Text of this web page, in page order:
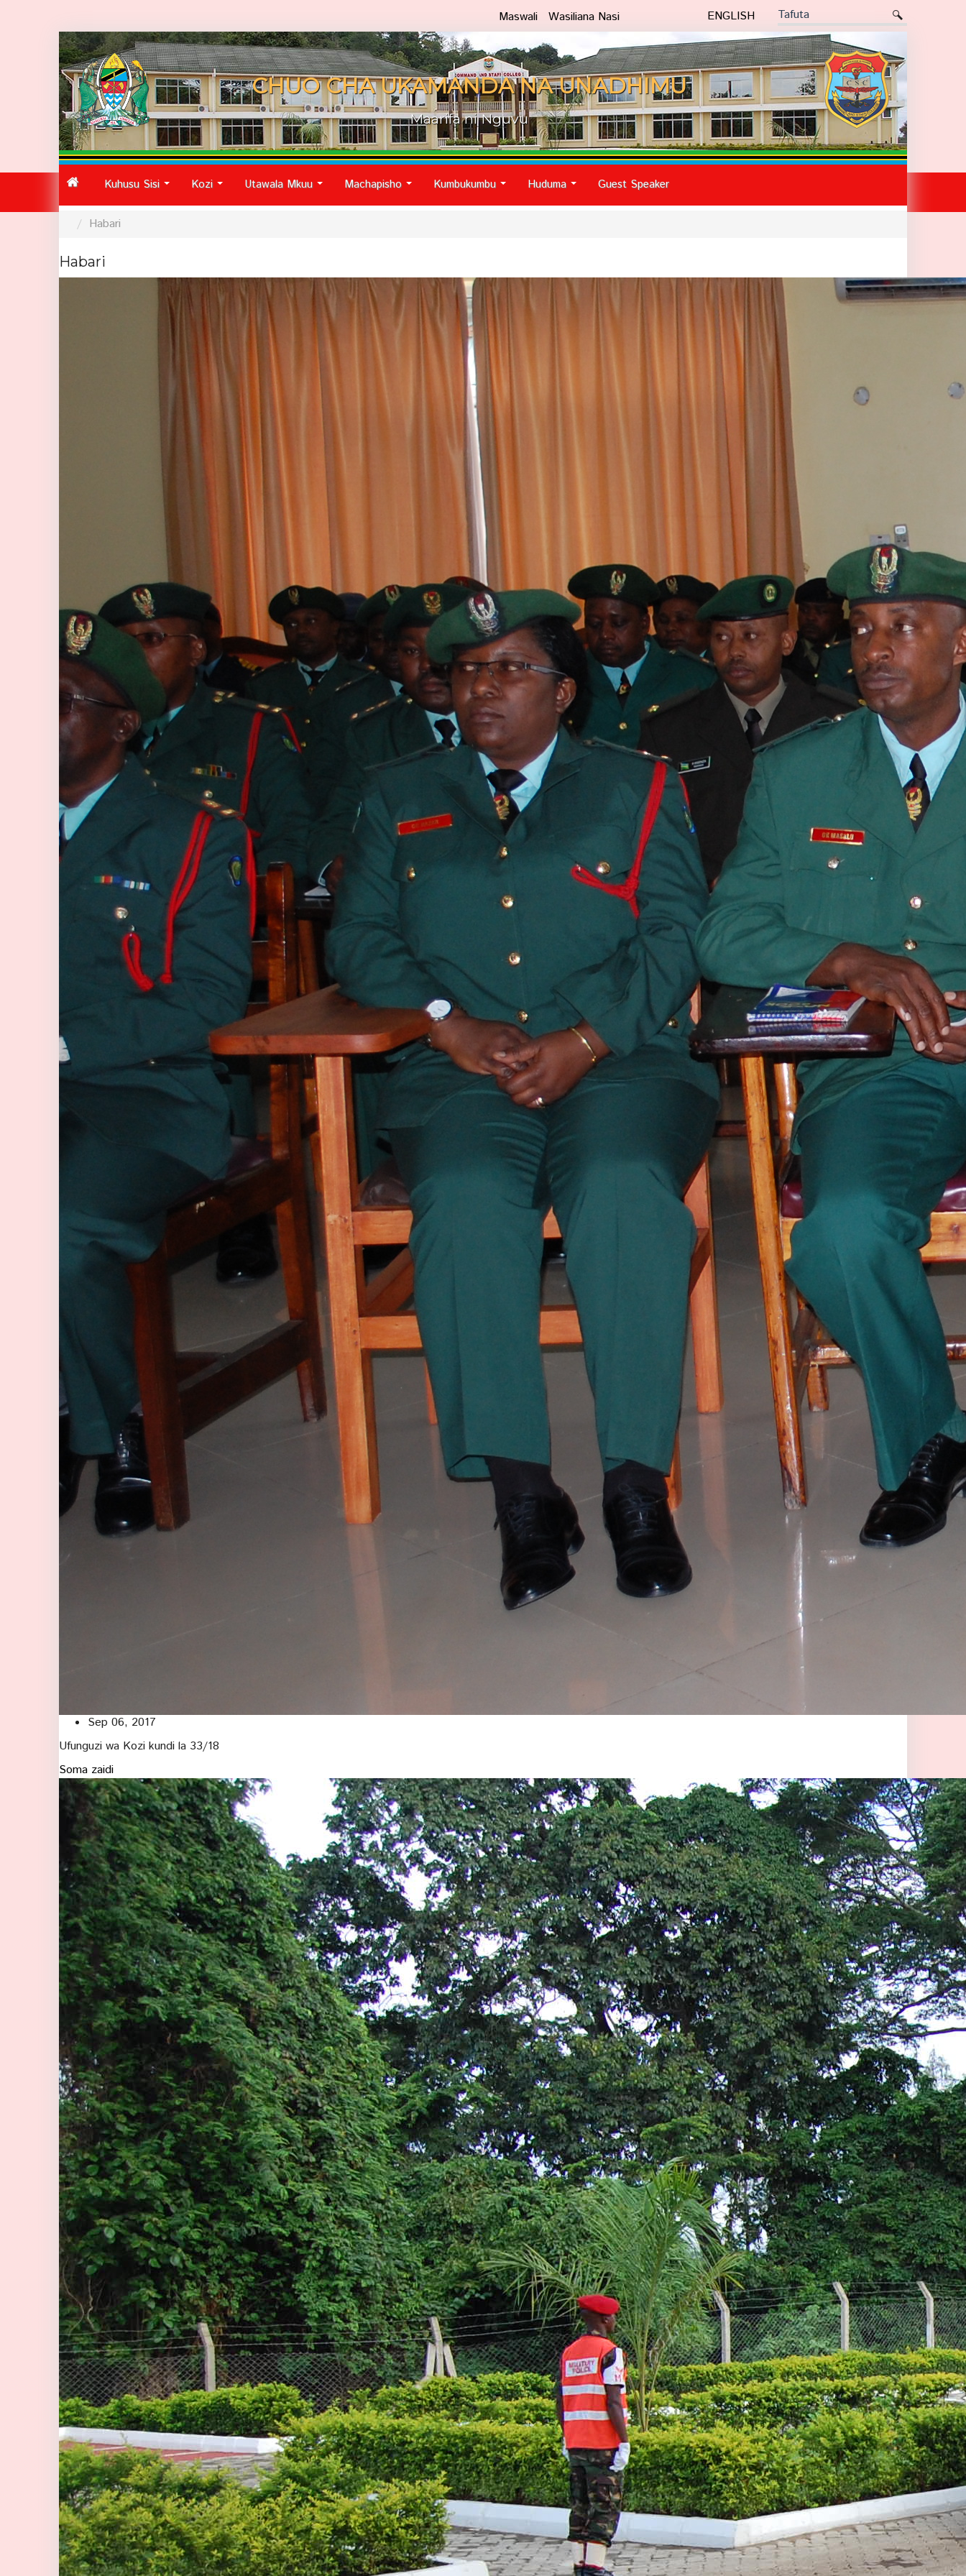
Maswali Wasiliana Nasi ENGLISH
CHUO CHA UKAMANDA NA UNADHIMU
Maarifa ni Nguvu
Kuhusu Sisi Kozi Utawala Mkuu Machapisho Kumbukumbu Huduma Guest Speaker
Habari
Habari
Sep 06, 2017
Ufunguzi wa Kozi kundi la 33/18
Soma zaidi